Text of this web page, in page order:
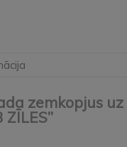
zemkopjus
ZĪLES”